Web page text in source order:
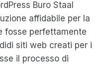
Buro Staal
affidabile per la
fosse perfettamente
siti web creati per i
il processo di